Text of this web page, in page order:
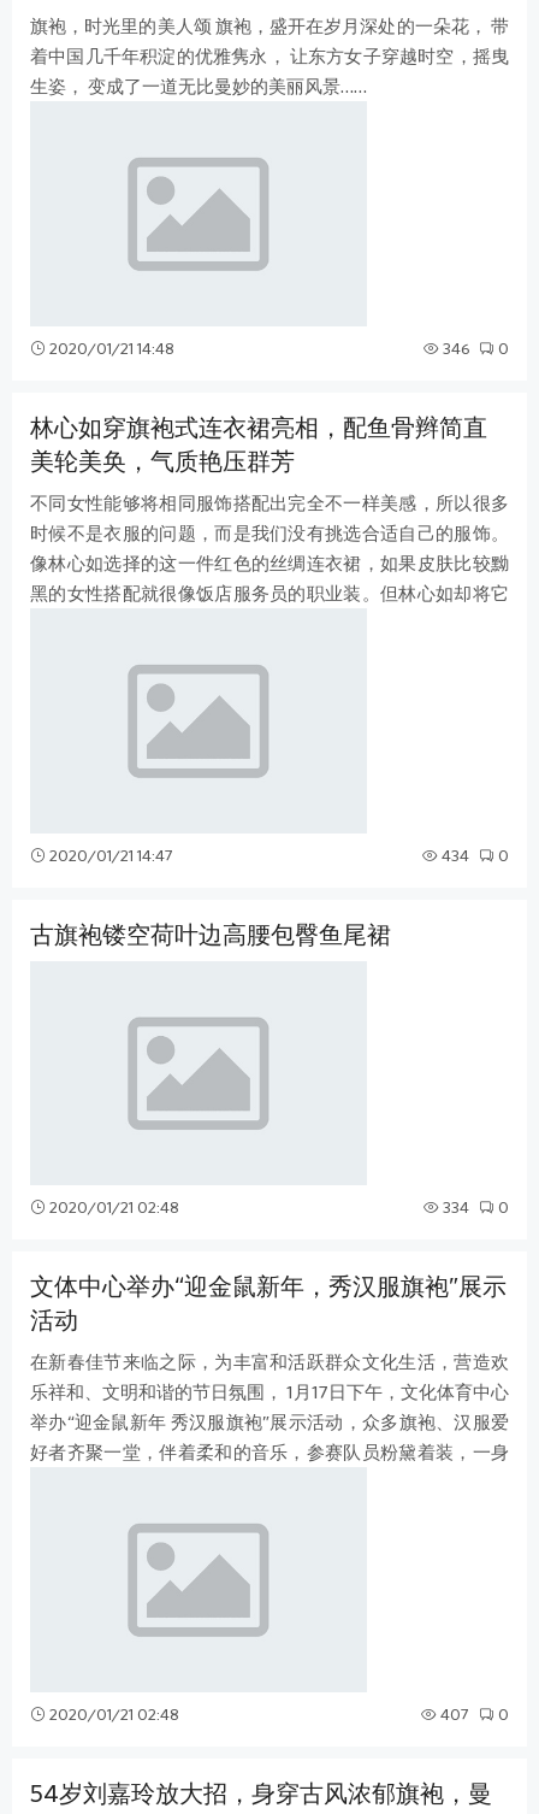
旗袍，时光里的美人颂 旗袍，盛开在岁月深处的一朵花， 带
着中国几千年积淀的优雅隽永， 让东方女子穿越时空，摇曳
生姿， 变成了一道无比曼妙的美丽风景……
2020/01/21 14:48 346 0
林心如穿旗袍式连衣裙亮相，配鱼骨辫简直
美轮美奂，气质艳压群芳
不同女性能够将相同服饰搭配出完全不一样美感，所以很多
时候不是衣服的问题，而是我们没有挑选合适自己的服饰。
像林心如选择的这一件红色的丝绸连衣裙，如果皮肤比较黝
黑的女性搭配就很像饭店服务员的职业装。但林心如却将它
2020/01/21 14:47 434 0
古旗袍镂空荷叶边高腰包臀鱼尾裙
2020/01/21 02:48 334 0
文体中心举办“迎金鼠新年，秀汉服旗袍”展示
活动
在新春佳节来临之际，为丰富和活跃群众文化生活，营造欢
乐祥和、文明和谐的节日氛围， 1月17日下午，文化体育中心
举办“迎金鼠新年 秀汉服旗袍”展示活动，众多旗袍、汉服爱
好者齐聚一堂，伴着柔和的音乐，参赛队员粉黛着装，一身
2020/01/21 02:48 407 0
54岁刘嘉玲放大招，身穿古风浓郁旗袍，曼